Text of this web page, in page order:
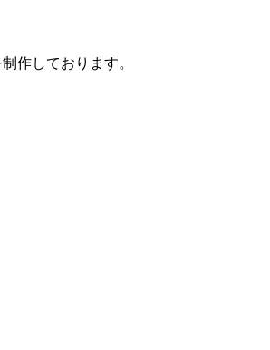
作しております。